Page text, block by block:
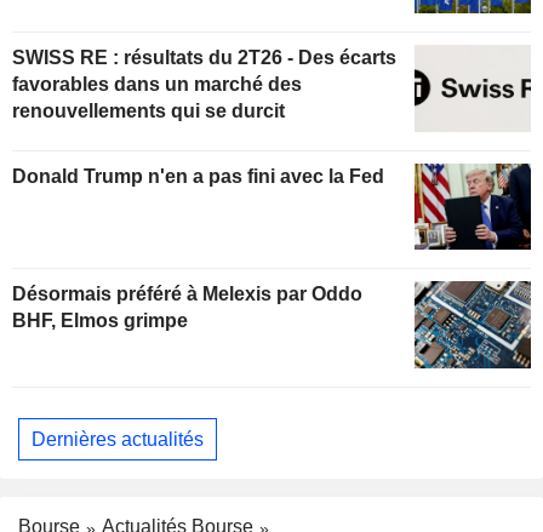
SWISS RE : résultats du 2T26 - Des écarts
favorables dans un marché des
renouvellements qui se durcit
Donald Trump n'en a pas fini avec la Fed
Désormais préféré à Melexis par Oddo
BHF, Elmos grimpe
Dernières actualités
Bourse
Actualités Bourse